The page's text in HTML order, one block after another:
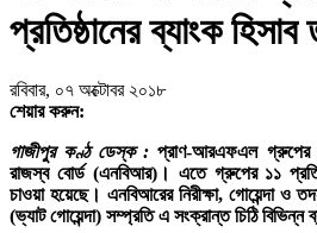
প্রতিষ্ঠানের ব্যাংক
রবিবার, ০৭ অক্টোবর ২০১৮
শেয়ার করুন:
গাজীপুর কণ্ঠ ডেস্ক : প্রাণ-আরএফএল গ্রুপের
রাজস্ব বোর্ড (এনবিআর)। এতে গ্রুপের ১১
চাওয়া হয়েছে। এনবিআরের নিরীক্ষা, গোয়েন্দা
(ভ্যাট গোয়েন্দা) সম্প্রতি এ সংক্রান্ত চিঠি বিভিন্ন